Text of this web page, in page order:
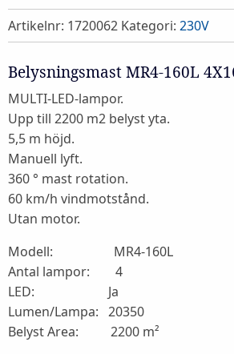
Artikelnr: 1720062 Kategori: 230V
Belysningsmast MR4-160L
MULTI-LED-lampor.
Upp till 2200 m2 belyst yta.
5,5 m höjd.
Manuell lyft.
360 ° mast rotation.
60 km/h vindmotstånd.
Utan motor.
Modell: MR4-160L
Antal lampor: 4
LED: Ja
Lumen/Lampa: 20350
Belyst Area: 2200 m²